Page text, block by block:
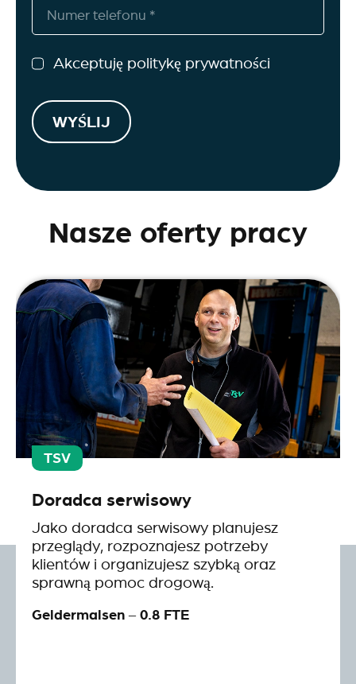
Akceptuję politykę prywatności
WYŚLIJ
Nasze oferty pracy
Doradca serwisowy
Jako doradca serwisowy planujesz
przeglądy, rozpoznajesz potrzeby
klientów i organizujesz szybką oraz
sprawną pomoc drogową.
Geldermalsen – 0.8 FTE
TSV